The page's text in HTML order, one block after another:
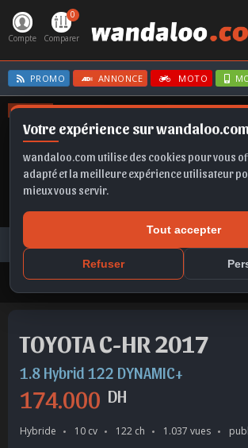
Votre expérience sur wandaloo.com
wandaloo.com utilise des cookies pour vous
adapté et la meilleure expérience utilisateur
mieux vous servir.
Tout accepter
Refuser
Compte
0
Comparer
PROMO ANNONCE MOTO
OFFRES
CORSA BVA CLIO E-TECH A6
Toutes les annonces
TOYOTA C-HR 2017 Hybride Occasion Agadir
TOYOTA C-HR 2017
1.8 Hybrid 122 DYNAMIC+
174.000 DH
Hybride 10 cv 122 ch 1.037 vues